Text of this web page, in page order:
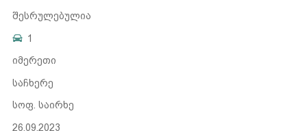
შესრულებულია
1
იმერეთი
საჩხერე
სოფ. საირხე
26.09.2023